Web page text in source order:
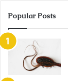
Popular Posts